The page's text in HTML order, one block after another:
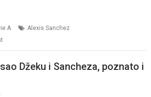
A
Alexis Sanchez
Džeku i Sancheza, poznato i